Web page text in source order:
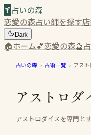
占いの森
恋愛の森占い師を探す
Dark
🏠ホーム💕恋愛の森🔮
占いの森 › 占術一覧 › アスト
アストロダ
アストロダイスを専門と